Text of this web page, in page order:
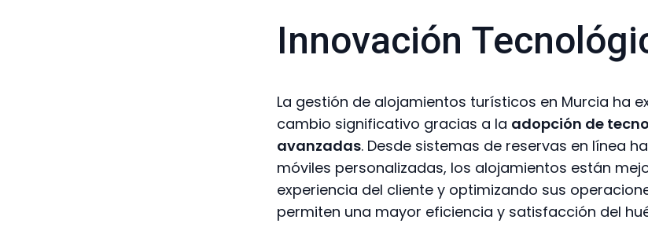
Innovación
La gestión de alojamientos turísticos en Murcia ha
cambio significativo gracias a la adopción de
avanzadas. Desde sistemas de reservas en línea
móviles personalizadas, los alojamientos están
experiencia del cliente y optimizando sus
permiten una mayor eficiencia y satisfacción del